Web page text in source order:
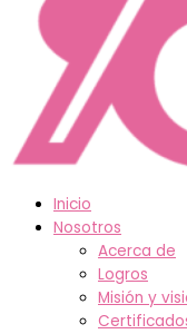
Inicio
Nosotros
Acerca de
Logros
Misión y